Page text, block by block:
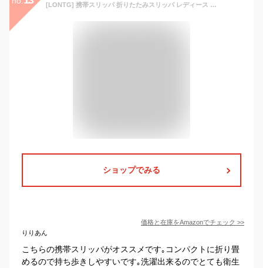
[LONTG] 携帯スリッパ 折りたたみスリッパ レディース メンズ 来客用 ルームシューズ 室内履き お部屋履き 軽量 抗菌スリッパ 前あき 蒸れない ホテル 旅行 キャンプ 飛行機 携帯に便利 靴 くつ スリッパ収納ポーチ付き 男女兼用 ブラック
ショップでみる
価格と在庫をAmazonでチェック >>
りりあん
こちらの携帯スリッパがオススメです｡コンパクトに折り畳
めるので持ち歩きしやすいです｡洗濯出来るのでとても衛生